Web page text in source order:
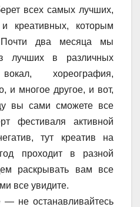
всех самых лучших,
креативных, которым
Почти два месяца мы
лучших в различных
хореография,
и многое другое, и вот,
вы сами сможете все
фестиваля активной
тут креатив на
проходит в разной
раскрывать вам все
все увидите.
не останавливайтесь